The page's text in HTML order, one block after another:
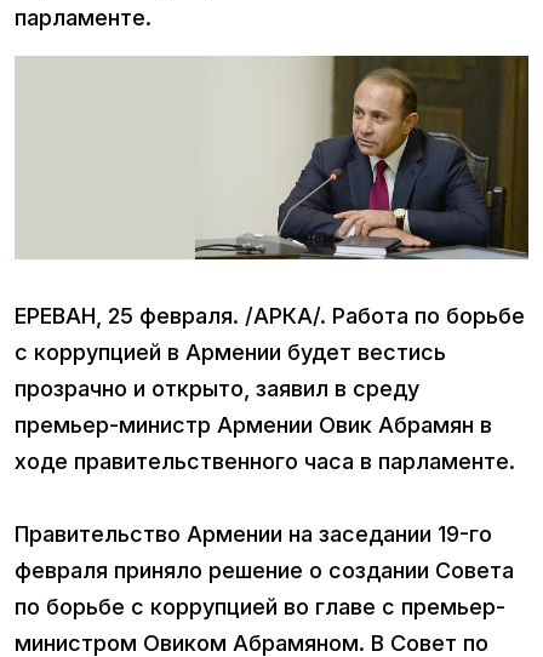
парламенте.
ЕРЕВАН, 25 февраля. /АРКА/. Работа по борьбе
с коррупцией в Армении будет вестись
прозрачно и открыто, заявил в среду
премьер-министр Армении Овик Абрамян в
ходе правительственного часа в парламенте.
Правительство Армении на заседании 19-го
февраля приняло решение о создании Совета
по борьбе с коррупцией во главе с премьер-
министром Овиком Абрамяном. В Совет по